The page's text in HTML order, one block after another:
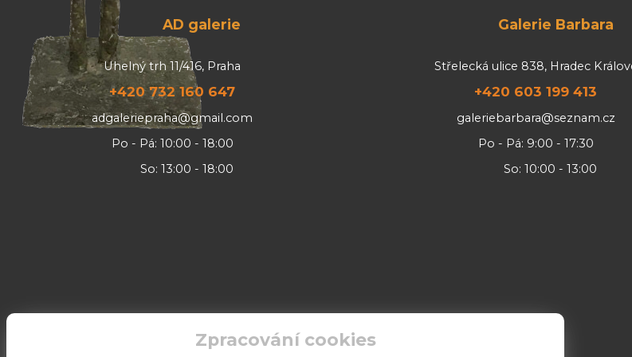
AD galerie
Uhelný trh 11/416, Praha
+420 732 160 647
adgaleriepraha@gmail.com
Po - Pá: 10:00 - 18:00
So: 13:00 - 18:00
Galerie Barbara
Střelecká ulice 838, Hradec
+420 603 199 413
galeriebarbara@seznam.cz
Po - Pá: 9:00 - 17:30
So: 10:00 - 13:00
Zpracování cookies